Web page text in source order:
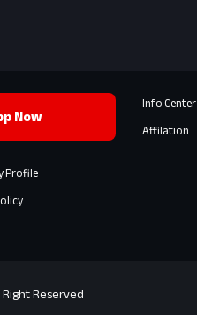
Now
Profile
Info Center
Affilation
Reserved